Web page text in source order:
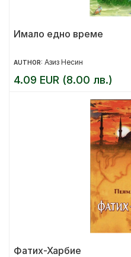
Имало едно време
AUTHOR: Азиз Несин
4.09 EUR (8.00 лв.)
Фатих-Харбие